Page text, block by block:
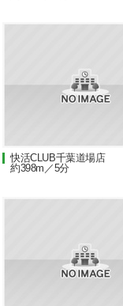
快活CLUB千葉道場店
約398m／5分